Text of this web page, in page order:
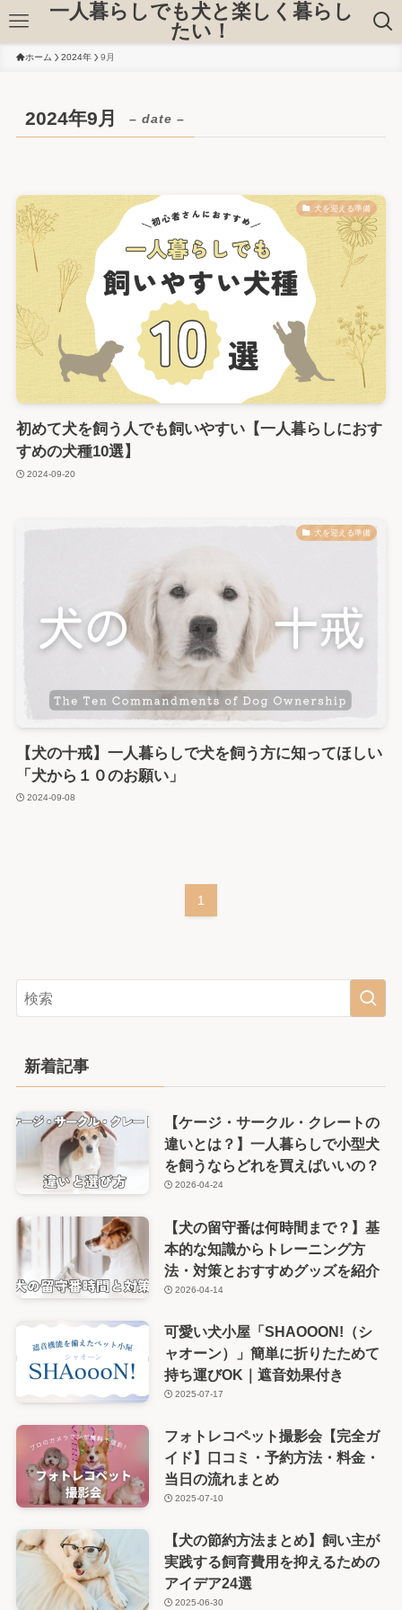
一人暮らしでも犬と楽しく暮らし
たい！
ホーム 2024年 9月
2024年9月 – date –
犬を迎える準備
初めて犬を飼う人でも飼いやすい【一人暮らしにおす
すめの犬種10選】
2024-09-20
犬を迎える準備
【犬の十戒】一人暮らしで犬を飼う方に知ってほしい
「犬から１０のお願い」
2024-09-08
1
新着記事
【ケージ・サークル・クレートの
違いとは？】一人暮らしで小型犬
を飼うならどれを買えばいいの？
2026-04-24
【犬の留守番は何時間まで？】基
本的な知識からトレーニング方
法・対策とおすすめグッズを紹介
2026-04-14
可愛い犬小屋「SHAOOON!（シ
ャオーン）」簡単に折りたためて
持ち運びOK｜遮音効果付き
2025-07-17
フォトレコペット撮影会【完全ガ
イド】口コミ・予約方法・料金・
当日の流れまとめ
2025-07-10
【犬の節約方法まとめ】飼い主が
実践する飼育費用を抑えるための
アイデア24選
2025-06-30